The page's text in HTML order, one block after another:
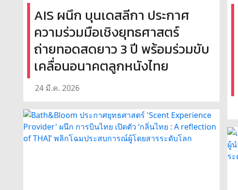
AIS ผนึก บุนเดสลีกา ประกาศ
ความร่วมมือเชิงยุทธศาสตร์
ถ่ายทอดสดยาว 3 ปี พร้อมร่วมขับ
เคลื่อนอนาคตลูกหนังไทย
24 มี.ค. 2026